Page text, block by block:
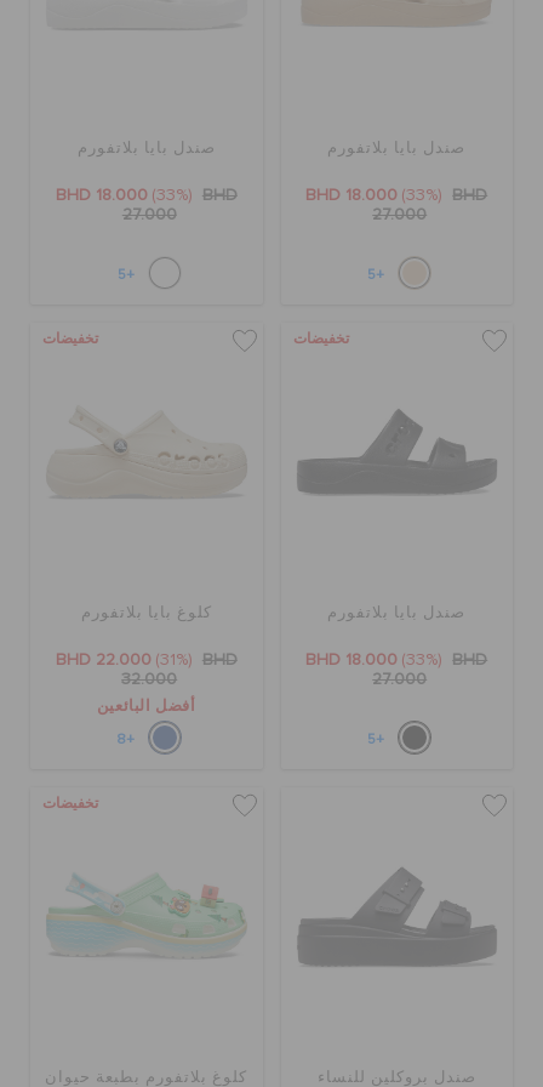
صندل بايا بلاتفورم
BHD 18.000 (33%)
BHD
27.000
+5
صندل بايا بلاتفورم
BHD 18.000 (33%)
BHD
27.000
+5
تخفيضات
صندل بايا بلاتفورم
BHD 18.000 (33%)
BHD
27.000
+5
تخفيضات
كلوغ بايا بلاتفورم
BHD 22.000 (31%)
BHD
32.000
أفضل البائعين
+8
صندل بروكلين للنساء
تخفيضات
كلوغ بلاتفورم بطبعة حيوان